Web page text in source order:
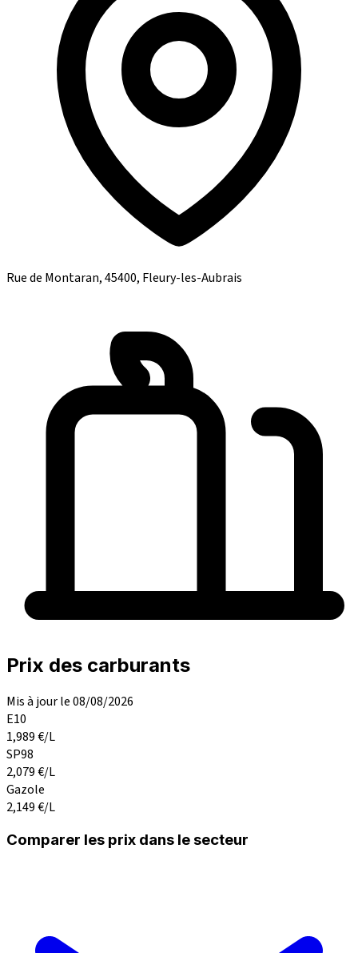
Rue de Montaran, 45400, Fleury-les-Aubrais
Prix des carburants
Mis à jour le 08/08/2026
E10
1,989€/L
SP98
2,079€/L
Gazole
2,149€/L
Comparer les prix dans le secteur